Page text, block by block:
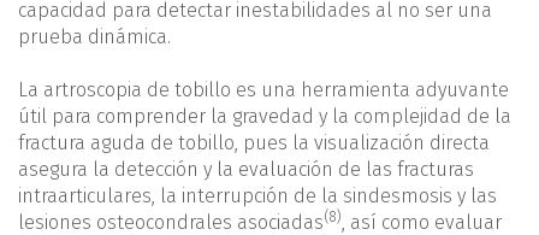
capacidad para detectar inestabilidades al no ser una
prueba dinámica.
La artroscopia de tobillo es una herramienta adyuvante
útil para comprender la gravedad y la complejidad de la
fractura aguda de tobillo, pues la visualización directa
asegura la detección y la evaluación de las fracturas
intraarticulares, la interrupción de la sindesmosis y las
lesiones osteocondrales asociadas(8), así como evaluar